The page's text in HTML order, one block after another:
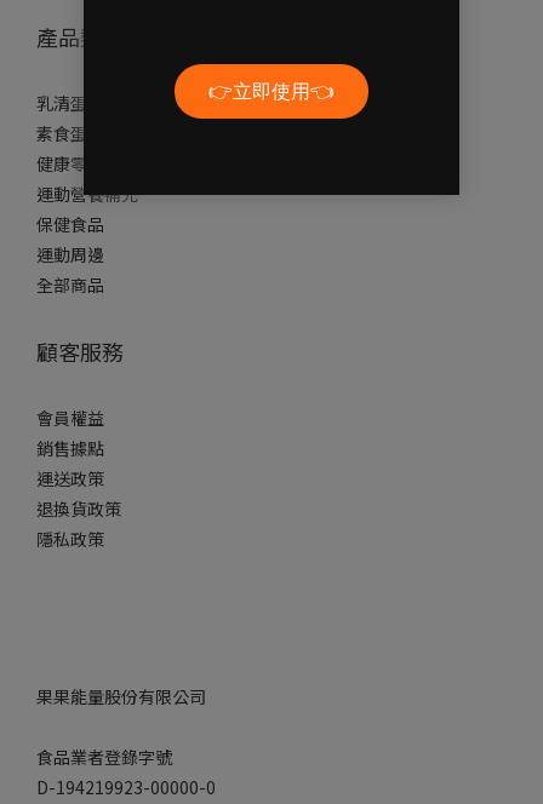
產品類別
乳清蛋白
素食蛋白
健康零食
運動營養補充
保健食品
運動周邊
全部商品
顧客服務
會員權益
銷售據點
運送政策
退換貨政策
隱私政策
果果能量股份有限公司
食品業者登錄字號
D-194219923-00000-0